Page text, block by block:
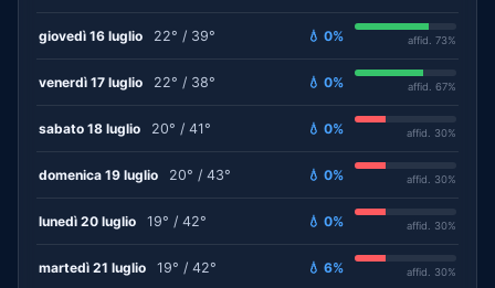
giovedì 16 luglio 22° / 39° 💧 0% affid. 73%
venerdì 17 luglio 22° / 38° 💧 0% affid. 67%
sabato 18 luglio 20° / 41° 💧 0% affid. 30%
domenica 19 luglio 20° / 43° 💧 0% affid. 30%
lunedì 20 luglio 19° / 42° 💧 0% affid. 30%
martedì 21 luglio 19° / 42° 💧 6% affid. 30%